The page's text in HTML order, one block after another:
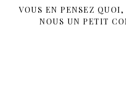
VOUS EN PENSEZ
NOUS UN PETIT